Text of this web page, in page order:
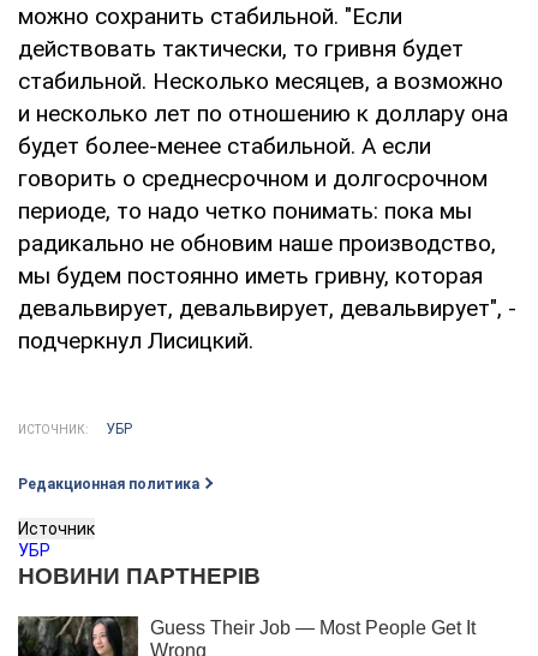
можно сохранить стабильной. "Если
действовать тактически, то гривня будет
стабильной. Несколько месяцев, а возможно
и несколько лет по отношению к доллару она
будет более-менее стабильной. А если
говорить о среднесрочном и долгосрочном
периоде, то надо четко понимать: пока мы
радикально не обновим наше производство,
мы будем постоянно иметь гривну, которая
девальвирует, девальвирует, девальвирует", -
подчеркнул Лисицкий.
ИСТОЧНИК: УБР
Редакционная политика
Источник
УБР